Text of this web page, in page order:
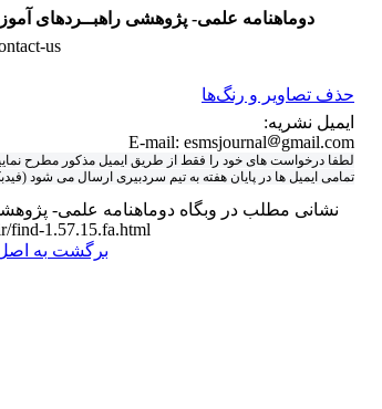
دوماهنامه علمی- پژوهشی راهبــردهای
us
حذف تصاویر و رنگ‌ها
ایمیل نشریه:
E-mail: esmsjournal
gmail.com
لطفا درخواست های خود را فقط از طریق ایمیل مذکور مطرح
تمامی ایمیل ها در پایان هفته به تیم سردبیری ارسال می شود
نشانی مطلب در وبگاه دوماهنامه علمی-
find-1.57.15.fa.html
برگشت به